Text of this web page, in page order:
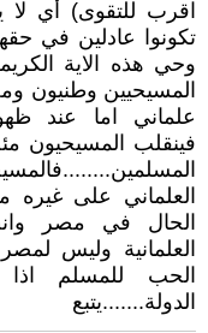
اقرب للتقوى) أي
تكونوا عادلين في
وحي هذه الاية
المسيحيين وطنيون
علماني اما عند
فينقلب المسيحيون
العلماني على غيره
الحال في مصر
العلمانية وليس
الحب للمسلم
الدولة.......يتبع